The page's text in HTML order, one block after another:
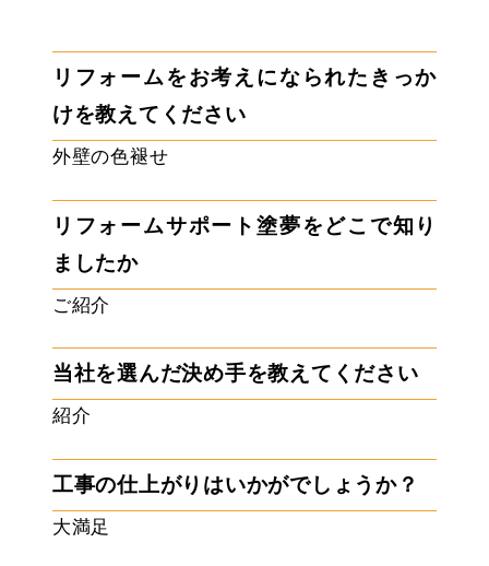
リフォームをお考えになられたきっか
けを教えてください
外壁の色褪せ
リフォームサポート塗夢をどこで知り
ましたか
ご紹介
当社を選んだ決め手を教えてください
紹介
工事の仕上がりはいかがでしょうか？
大満足